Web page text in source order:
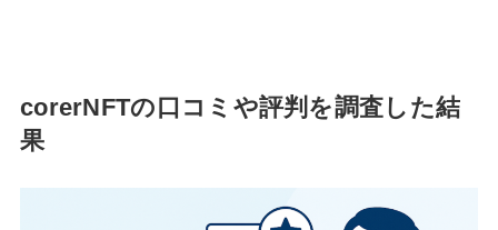
corerNFTの口コミや評判を調査した結
果